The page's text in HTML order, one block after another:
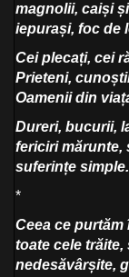
magnolii, caiși
iepurași, foc de
Cei plecați, cei
Prieteni,
Oamenii din
Dureri, bucurii,
fericiri mărunte,
suferințe
*
Ceea ce
toate cele trăite,
nedesăvârșite,